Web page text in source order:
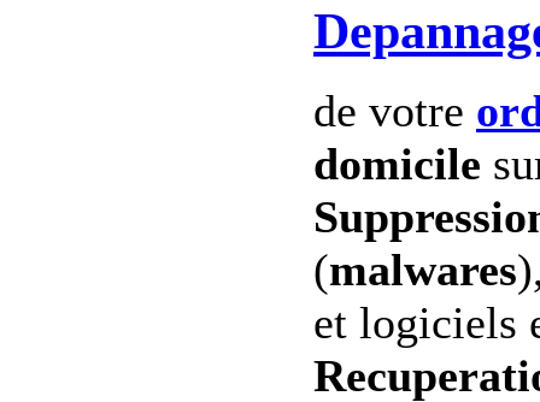
de votre
domicile
(malwares
et logiciels